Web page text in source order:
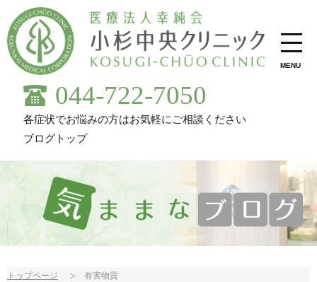
MENU
044-722-7050
各症状でお悩みの方はお気軽にご相談ください
ブログトップ
トップページ 有害物質